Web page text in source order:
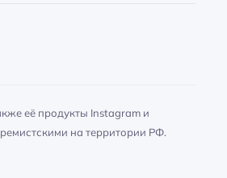
её продукты Instagram и
на территории РФ.